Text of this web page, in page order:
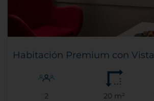
Habitación Premium con Vista
2 20 m²